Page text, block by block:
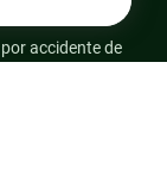
accidente de